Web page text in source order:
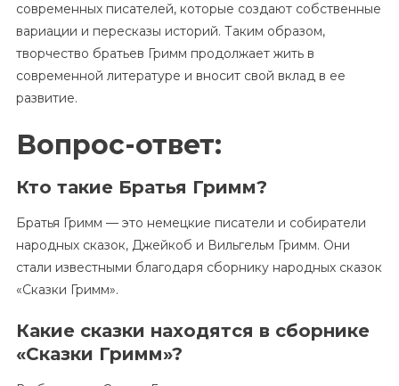
современных писателей, которые создают собственные
вариации и пересказы историй. Таким образом,
творчество братьев Гримм продолжает жить в
современной литературе и вносит свой вклад в ее
развитие.
Вопрос-ответ:
Кто такие Братья Гримм?
Братья Гримм — это немецкие писатели и собиратели
народных сказок, Джейкоб и Вильгельм Гримм. Они
стали известными благодаря сборнику народных сказок
«Сказки Гримм».
Какие сказки находятся в сборнике
«Сказки Гримм»?